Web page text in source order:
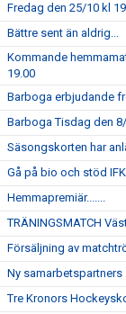
Fredag den 25/10 kl
Bättre sent än aldrig...
Kommande
19.00
Barboga erbjudande
Barboga Tisdag den
Säsongskorten har
Gå på bio och stöd
Hemmapremiär.......
TRÄNINGSMATCH
Försäljning av
Ny samarbetspartners
Tre Kronors